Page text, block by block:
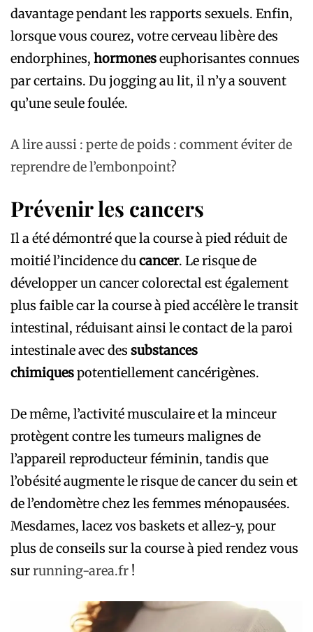
davantage pendant les rapports sexuels. Enfin,
lorsque vous courez, votre cerveau libère des
endorphines, hormoneseuphorisantes connues
par certains. Du jogging au lit, il n’y a souvent
qu’une seule foulée.
A lire aussi : perte de poids : comment éviter de
reprendre de l’embonpoint?
Prévenir les cancers
Il a été démontré que la course à pied réduit de
moitié l’incidence ducancer. Le risque de
développer un cancer colorectal est également
plus faible car la course à pied accélère le transit
intestinal, réduisant ainsi le contact de la paroi
intestinale avec des substances
chimiquespotentiellement cancérigènes.
De même, l’activité musculaire et la minceur
protègent contre les tumeurs malignes de
l’appareil reproducteur féminin, tandis que
l’obésité augmente le risque de cancer du sein et
de l’endomètre chez les femmes ménopausées.
Mesdames, lacez vos baskets et allez-y, pour
plus de conseils sur la course à pied rendez vous
surrunning-area.fr !